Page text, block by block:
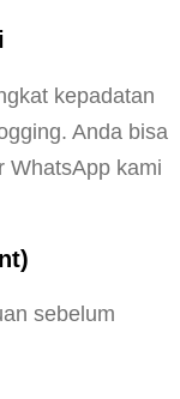
kepadatan
Anda bisa
WhatsApp kami
sebelum